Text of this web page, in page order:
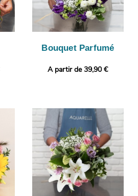
Bouquet Parfumé
A partir de 39,90 €